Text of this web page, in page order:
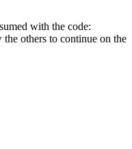
with the code:
others to continue on the